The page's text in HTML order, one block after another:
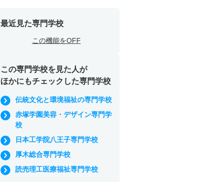
最近見た専門学校
この機能をOFF
この専門学校を見た人が
ほかにもチェックした専門学校
伝統文化と環境福祉の専門学校
赤塚学園美容・デザイン専門学
校
日本工学院八王子専門学校
厚木総合専門学校
読売理工医療福祉専門学校